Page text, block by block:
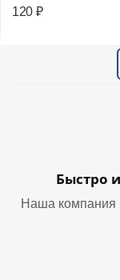
120 ₽
Быстро
Наша компания